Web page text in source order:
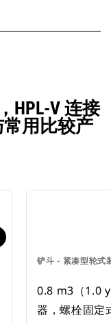
HPL-V 连接
用比较产
铲斗 - 紧凑型轮式
0.8 m3（1.0
器，螺栓固定